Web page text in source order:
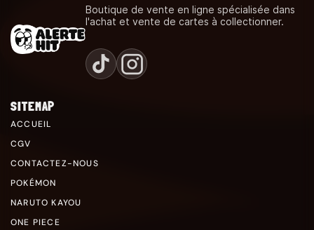
Boutique de vente en ligne spécialisée dans
l'achat et vente de cartes à collectionner.
SITEMAP
ACCUEIL
CGV
CONTACTEZ-NOUS
POKÉMON
NARUTO KAYOU
ONE PIECE